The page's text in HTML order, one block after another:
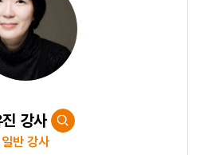
강사
일반 강사